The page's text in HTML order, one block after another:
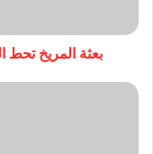
بعثة المريخ تحط